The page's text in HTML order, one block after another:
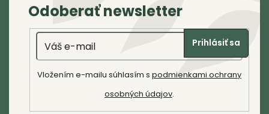
y
v
p
i
s
u
Odoberať newsletter
Email
Vložením e-mailu súhlasím s podmienkami ochrany
osobných údajov.
Prihlásiť sa